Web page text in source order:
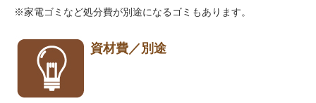
※家電ゴミなど処分費が別途になるゴミもあります。
資材費／別途